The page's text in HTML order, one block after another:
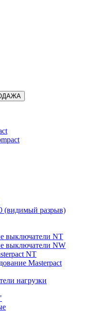
(видимый разрыв)
выключатели NT
выключатели NW
NT
Masterpact
нагрузки